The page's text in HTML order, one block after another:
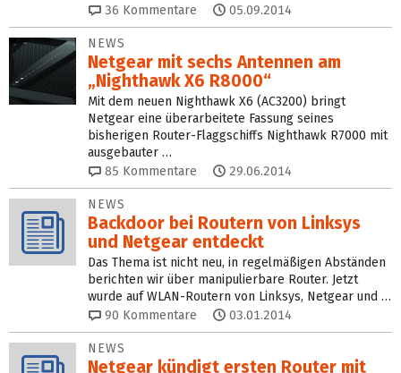
36 Kommentare 05.09.2014
NEWS
Netgear mit sechs Antennen am
„Nighthawk X6 R8000“
Mit dem neuen Nighthawk X6 (AC3200) bringt
Netgear eine überarbeitete Fassung seines
bisherigen Router-Flaggschiffs Nighthawk R7000 mit
ausgebauter …
85 Kommentare 29.06.2014
NEWS
Backdoor bei Routern von Linksys
und Netgear entdeckt
Das Thema ist nicht neu, in regelmäßigen Abständen
berichten wir über manipulierbare Router. Jetzt
wurde auf WLAN-Routern von Linksys, Netgear und …
90 Kommentare 03.01.2014
NEWS
Netgear kündigt ersten Router mit